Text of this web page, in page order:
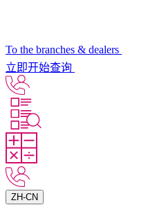
To the branches & dealers
立即开始查询
ZH-CN